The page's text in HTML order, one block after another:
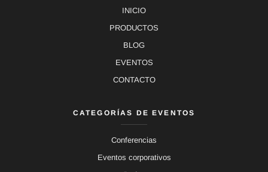
INICIO
PRODUCTOS
BLOG
EVENTOS
CONTACTO
CATEGORÍAS DE EVENTOS
Conferencias
Eventos corporativos